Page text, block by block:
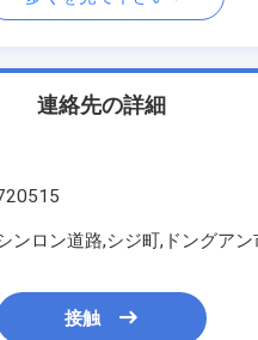
連絡先の詳細
ンロン道路,シジ町,ドングアン
接触